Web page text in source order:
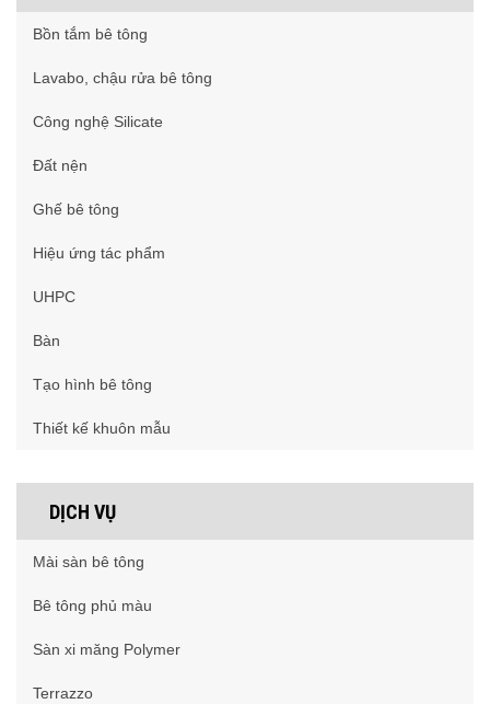
Bồn tắm bê tông
Lavabo, chậu rửa bê tông
Công nghệ Silicate
Đất nện
Ghế bê tông
Hiệu ứng tác phẩm
UHPC
Bàn
Tạo hình bê tông
Thiết kế khuôn mẫu
DỊCH VỤ
Mài sàn bê tông
Bê tông phủ màu
Sàn xi măng Polymer
Terrazzo